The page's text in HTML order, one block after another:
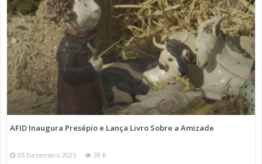
AFID Inaugura Presépio e Lança Livro Sobre a Amizade
05 Dezembro 2025 39 K